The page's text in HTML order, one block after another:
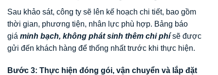
Sau khảo sát, công ty sẽ lên kế hoạch chi tiết, bao gồm
thời gian, phương tiện, nhân lực phù hợp. Bảng báo
giá minh bạch, không phát sinh thêm chi phísẽ được
gửi đến khách hàng để thống nhất trước khi thực hiện.
Bước 3: Thực hiện đóng gói, vận chuyển và lắp đặt